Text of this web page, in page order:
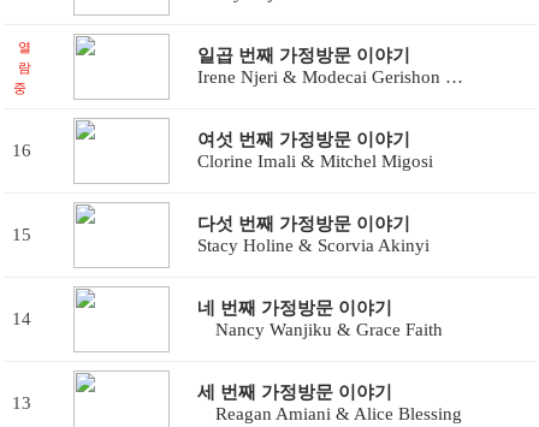
열
람
중
일곱 번째 가정방문 이야기
Irene Njeri & Modecai Gerishon …
16
여섯 번째 가정방문 이야기
Clorine Imali & Mitchel Migosi
15
다섯 번째 가정방문 이야기
Stacy Holine & Scorvia Akinyi
14
네 번째 가정방문 이야기
Nancy Wanjiku & Grace Faith
13
세 번째 가정방문 이야기
Reagan Amiani & Alice Blessing